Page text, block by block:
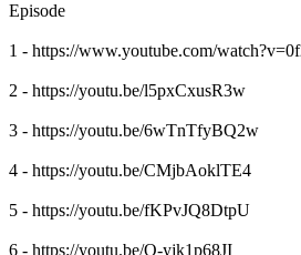
Episode
1 - https://www.youtube.com/
2 - https://youtu.be/l5pxCxusR3w
3 - https://youtu.be/6wTnTfyBQ2w
4 - https://youtu.be/CMjbAoklTE4
5 - https://youtu.be/fKPvJQ8DtpU
6 - https://youtu.be/O-yjk1p68JI